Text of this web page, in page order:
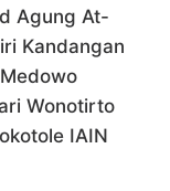
Agung At-
Kandangan
Wonotirto
IAIN